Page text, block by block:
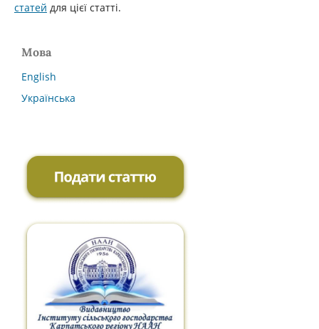
статей для цієї статті.
Мова
English
Українська